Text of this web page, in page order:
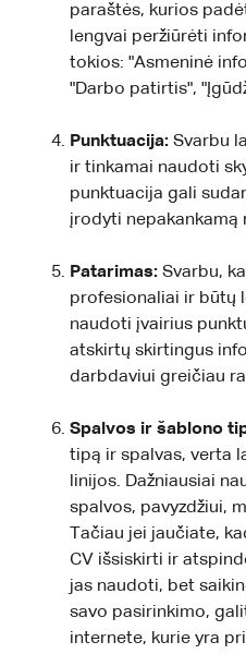
paraštės, kurios
lengvai peržiūrėti
tokios: "Asmeninė
"Darbo patirtis",
Punktuacija: Svarbu
ir tinkamai naudoti
punktuacija gali
įrodyti nepakankamą
Patarimas: Svarbu,
profesionaliai ir būtų
naudoti įvairius
atskirtų skirtingus
darbdaviui greičiau
Spalvos ir šablono
tipą ir spalvas, verta
linijos. Dažniausiai
spalvos, pavyzdžiui,
Tačiau jei jaučiate,
CV išsiskirti ir
jas naudoti, bet
savo pasirinkimo,
internete, kurie yra